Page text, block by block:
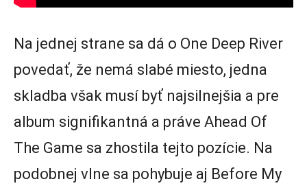
Na jednej strane sa dá o One Deep River
povedať, že nemá slabé miesto, jedna
skladba však musí byť najsilnejšia a pre
album signifikantná a práve Ahead Of
The Game sa zhostila tejto pozície. Na
podobnej vlne sa pohybuje aj Before My